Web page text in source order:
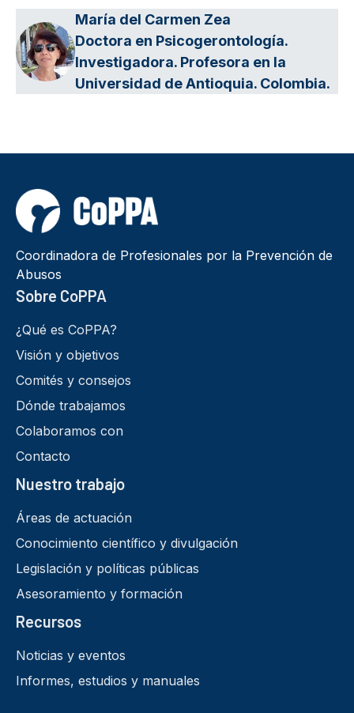
María del Carmen Zea
Doctora en Psicogerontología.
Investigadora. Profesora en la
Universidad de Antioquia. Colombia.
Coordinadora de Profesionales por la Prevención de
Abusos
Sobre CoPPA
¿Qué es CoPPA?
Visión y objetivos
Comités y consejos
Dónde trabajamos
Colaboramos con
Contacto
Nuestro trabajo
Áreas de actuación
Conocimiento científico y divulgación
Legislación y políticas públicas
Asesoramiento y formación
Recursos
Noticias y eventos
Informes, estudios y manuales